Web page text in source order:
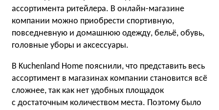
ассортимента ритейлера. В онлайн-магазине
компании можно приобрести спортивную,
повседневную и домашнюю одежду, бельё, обувь,
головные уборы и аксессуары.
В Kuchenland Home пояснили, что представить весь
ассортимент в магазинах компании становится всё
сложнее, так как нет удобных площадок
с достаточным количеством места. Поэтому было